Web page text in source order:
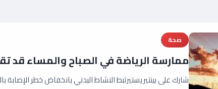
صحة
ممارسة الرياضة في الصباح والمساء قد
شارك على بينتيريستيرتبط النشاط البدني بانخفاض خطر